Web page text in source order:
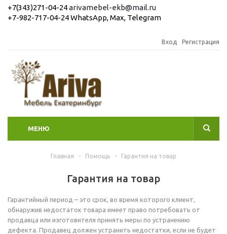
+7(343)271-04-24arivamebel-ekb@mail.ru
+7-982-717-04-24 WhatsApp, Max, Telegram
Вход Регистрация
МЕНЮ
Главная - Помощь - Гарантия на товар
Гарантия на товар
Гарантийный период – это срок, во время которого клиент,
обнаружив недостаток товара имеет право потребовать от
продавца или изготовителя принять меры по устранению
дефекта. Продавец должен устранить недостатки, если не будет